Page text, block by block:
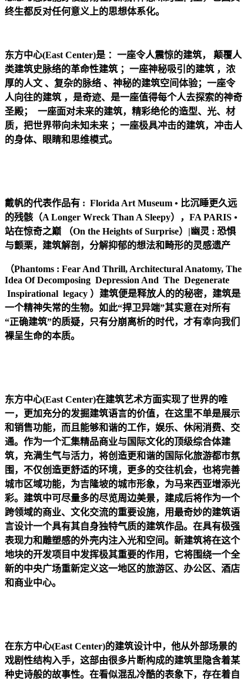
终生都反对任何意义上的思想体系化。
东方中心(East Center)是 ：一座令人震惊的建筑， 颠覆人
类建筑史脉络的革命性建筑 ；一座神秘吸引的建筑 ，浓
厚的人文 、复杂的脉络 、神秘的建筑空间体验；一座令
人向往的建筑 ，是奇迹、是一座值得每个人去探索的神奇
圣殿； 一座面对未来的建筑，精彩绝伦的造型、光、材
质，把世界带向未知未来 ；一座极具冲击的建筑，冲击人
的身体、眼睛和思维模式。
戴帆的代表作品有 : Florida Art Museum • 比沉睡更久远
的残骸（A Longer Wreck Than A Sleepy），FA PARIS •
站在惊奇之巅 （On the Heights of Surprise）|幽灵 : 恐惧
与颤栗，建筑解剖，分解抑郁的想法和畸形的灵感遗产
（Phantoms : Fear And Thrill, Architectural Anatomy, The
Idea Of Decomposing Depression And The Degenerate
Inspirational legacy ）建筑便是释放人的的秘密，建筑是
一个精神失常的生物。如此“捍卫异端”其实意在对所有
“正确建筑”的质疑，只有分崩离析的时代，才有幸向我们
裸呈生命的本质。
东方中心(East Center)在建筑艺术方面实现了世界的唯
一，更加充分的发掘建筑语言的价值，在这里不单是展示
和销售功能，而且能够和谐的工作，娱乐、休闲消费、交
通。作为一个汇集精品商业与国际文化的顶级综合体建
筑，充满生气与活力，将创造更和谐的国际化旅游都市氛
围，不仅创造更舒适的环境，更多的交往机会，也将完善
城市区域功能，为吉隆坡的城市形象，为马来西亚增添光
彩。建筑中可尽量多的尽览周边美景，建成后将作为一个
跨领域的商业、文化交流的重要设施，用最奇妙的建筑语
言设计一个具有其自身独特气质的建筑作品。在具有极强
表现力和雕塑感的外壳内注入光和空间。新建筑将在这个
地块的开发项目中发挥极其重要的作用，它将围绕一个全
新的中央广场重新定义这一地区的旅游区、办公区、酒店
和商业中心。
在东方中心(East Center)的建筑设计中，他从外部场景的
戏剧性结构入手，这部由很多片断构成的建筑里隐含着某
种史诗般的故事性。在看似混乱冷酷的表象下，存在着自